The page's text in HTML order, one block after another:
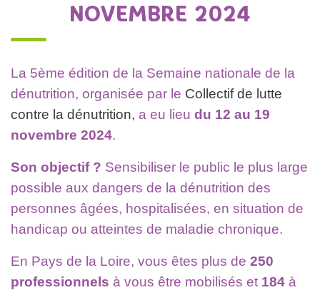
NOVEMBRE 2024
La 5ème édition de la Semaine nationale de la
dénutrition, organisée par le Collectif de lutte
contre la dénutrition, a eu lieu du 12 au 19
novembre 2024.
Son objectif ? Sensibiliser le public le plus large
possible aux dangers de la dénutrition des
personnes âgées, hospitalisées, en situation de
handicap ou atteintes de maladie chronique.
En Pays de la Loire, vous êtes plus de 250
professionnels à vous être mobilisés et 184 à